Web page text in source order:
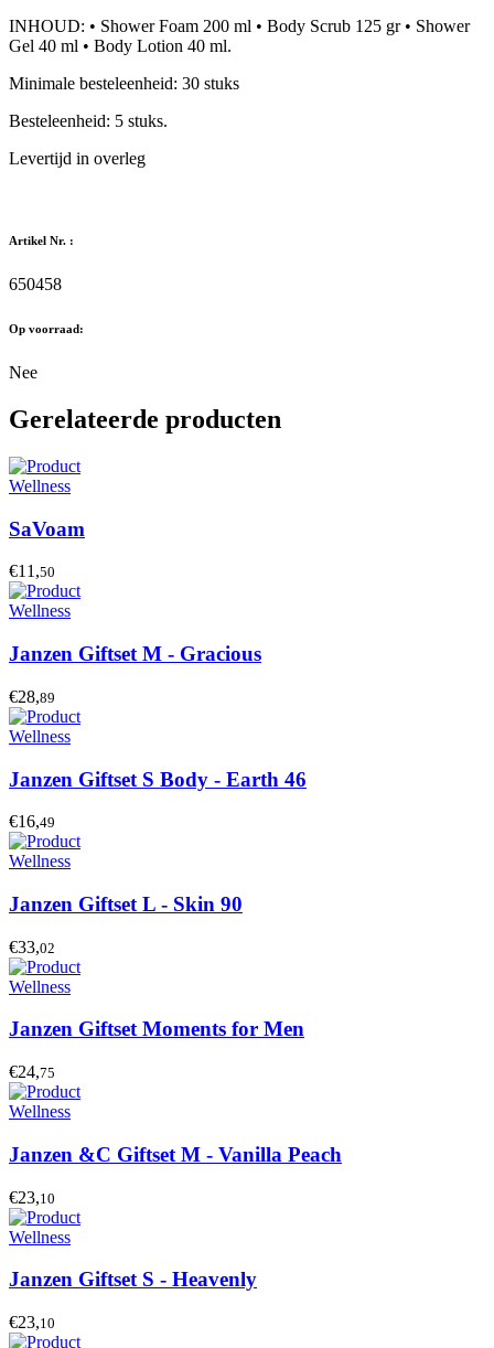
INHOUD: • Shower Foam 200 ml • Body Scrub 125 gr • Shower
Gel 40 ml • Body Lotion 40 ml.
Minimale besteleenheid: 30 stuks
Besteleenheid: 5 stuks.
Levertijd in overleg
Artikel Nr. :
650458
Op voorraad:
Nee
Gerelateerde producten
Wellness
SaVoam
€11,50
Wellness
Janzen Giftset M - Gracious
€28,89
Wellness
Janzen Giftset S Body - Earth 46
€16,49
Wellness
Janzen Giftset L - Skin 90
€33,02
Wellness
Janzen Giftset Moments for Men
€24,75
Wellness
Janzen &C Giftset M - Vanilla Peach
€23,10
Wellness
Janzen Giftset S - Heavenly
€23,10